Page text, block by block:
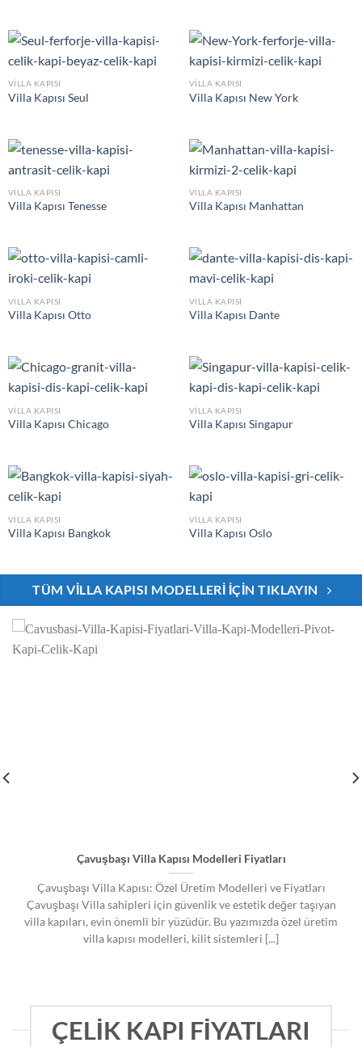
VILLA KAPISI
Villa Kapısı Seul
VILLA KAPISI
Villa Kapısı New York
VILLA KAPISI
Villa Kapısı Tenesse
VILLA KAPISI
Villa Kapısı Manhattan
VILLA KAPISI
Villa Kapısı Otto
VILLA KAPISI
Villa Kapısı Dante
VILLA KAPISI
Villa Kapısı Chicago
VILLA KAPISI
Villa Kapısı Singapur
VILLA KAPISI
Villa Kapısı Bangkok
VILLA KAPISI
Villa Kapısı Oslo
TÜM VILLA KAPISI MODELLERI İÇIN TIKLAYIN
Çavuşbaşı Villa Kapısı Modelleri Fiyatları
Çavuşbaşı Villa Kapısı: Özel Üretim Modelleri ve Fiyatları
Çavuşbaşı Villa sahipleri için güvenlik ve estetik değer taşıyan
villa kapıları, evin önemli bir yüzüdür. Bu yazımızda özel üretim
villa kapısı modelleri, kilit sistemleri [...]
ÇELİK KAPI FİYATLARI